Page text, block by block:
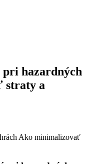
hazardných
straty a
Ako minimalizovať